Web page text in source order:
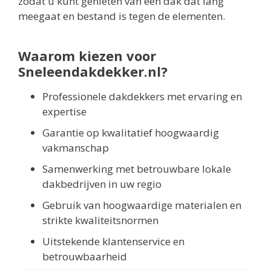
meegaat en bestand is tegen de elementen.
Waarom kiezen voor
Sneleendakdekker.nl?
Professionele dakdekkers met ervaring en
expertise
Garantie op kwalitatief hoogwaardig
vakmanschap
Samenwerking met betrouwbare lokale
dakbedrijven in uw regio
Gebruik van hoogwaardige materialen en
strikte kwaliteitsnormen
Uitstekende klantenservice en
betrouwbaarheid